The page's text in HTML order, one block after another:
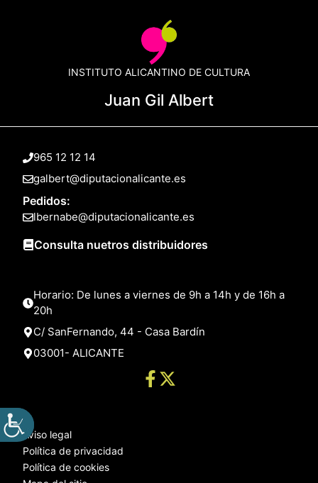
INSTITUTO ALICANTINO DE CULTURA
Juan Gil Albert
965 12 12 14
galbert@diputacionalicante.es
Pedidos:
lbernabe@diputacionalicante.es
Consulta nuetros distribuidores
Horario: De lunes a viernes de 9h a 14h y de 16h a
20h
C/ SanFernando, 44 - Casa Bardín
03001- ALICANTE
Aviso legal
Política de privacidad
Política de cookies